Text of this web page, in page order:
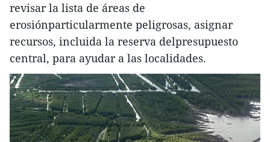
revisar la lista de áreas de
erosiónparticularmente peligrosas, asignar
recursos, incluida la reserva delpresupuesto
central, para ayudar a las localidades.